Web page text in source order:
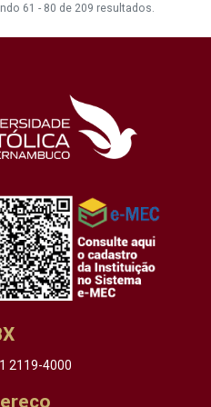
61 - 80 de 209 resultados.
2119-4000